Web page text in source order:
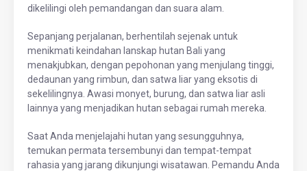
dikelilingi oleh pemandangan dan suara alam.
Sepanjang perjalanan, berhentilah sejenak untuk
menikmati keindahan lanskap hutan Bali yang
menakjubkan, dengan pepohonan yang menjulang tinggi,
dedaunan yang rimbun, dan satwa liar yang eksotis di
sekelilingnya. Awasi monyet, burung, dan satwa liar asli
lainnya yang menjadikan hutan sebagai rumah mereka.
Saat Anda menjelajahi hutan yang sesungguhnya,
temukan permata tersembunyi dan tempat-tempat
rahasia yang jarang dikunjungi wisatawan. Pemandu Anda